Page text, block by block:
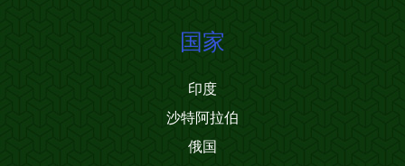
国家
印度
沙特阿拉伯
俄国